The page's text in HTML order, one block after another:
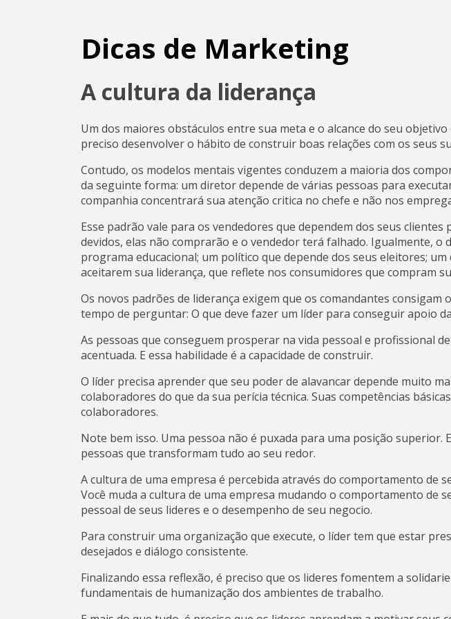
Dicas de Marketing
A cultura da liderança
Um dos maiores obstáculos entre sua meta e o alcance do seu
preciso desenvolver o hábito de construir boas relações com os seus
Contudo, os modelos mentais vigentes conduzem a maioria dos
da seguinte forma: um diretor depende de várias pessoas para
companhia concentrará sua atenção critica no chefe e não nos
Esse padrão vale para os vendedores que dependem dos seus
devidos, elas não comprarão e o vendedor terá falhado. Igualmente,
programa educacional; um político que depende dos seus eleitores;
aceitarem sua liderança, que reflete nos consumidores que compram
Os novos padrões de liderança exigem que os comandantes
tempo de perguntar: O que deve fazer um líder para conseguir apoio
As pessoas que conseguem prosperar na vida pessoal e profissional
acentuada. E essa habilidade é a capacidade de construir.
O líder precisa aprender que seu poder de alavancar depende muito
colaboradores do que da sua perícia técnica. Suas competências
colaboradores.
Note bem isso. Uma pessoa não é puxada para uma posição superior.
pessoas que transformam tudo ao seu redor.
A cultura de uma empresa é percebida através do comportamento de
Você muda a cultura de uma empresa mudando o comportamento de
pessoal de seus lideres e o desempenho de seu negocio.
Para construir uma organização que execute, o líder tem que estar
desejados e diálogo consistente.
Finalizando essa reflexão, é preciso que os lideres fomentem a
fundamentais de humanização dos ambientes de trabalho.